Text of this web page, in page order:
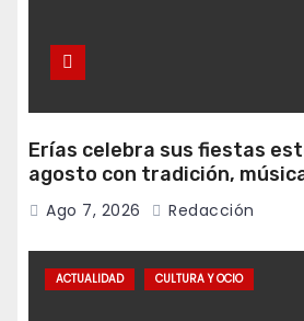
Erías celebra sus fiestas
agosto con tradición,
vecinal
Ago 7, 2026 Redacción
ACTUALIDAD CULTURA Y OCIO